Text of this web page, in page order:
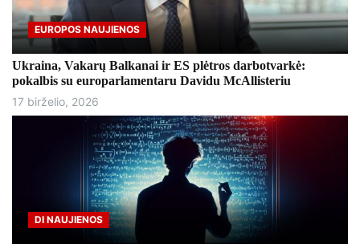
EUROPOS NAUJIENOS
Ukraina, Vakarų Balkanai ir ES plėtros darbotvarkė:
pokalbis su europarlamentaru Davidu McAllisteriu
17 birželio, 2026
DI NAUJIENOS